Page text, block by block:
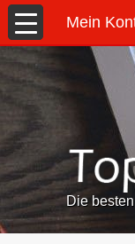
Mein
Die